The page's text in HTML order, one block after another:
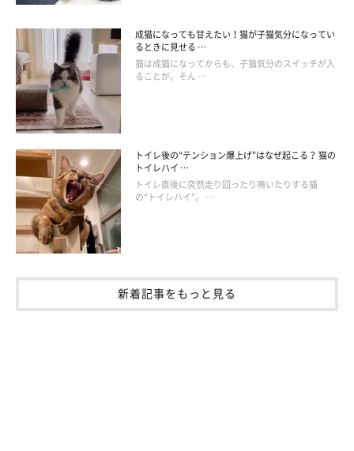
ねこのきもち投稿写真ギャラリー
猫がおしりを気にするのは、なんらかの違和感のサインのようで
す。おしりを舐めたり、こすりつけるしぐさが見られたら、飼い
主さんは気づいて対処してあげたいですね。
（監修：いぬのきもち・ねこのきもち獣医師相談室 担当獣医
師）
※写真は「いぬ・ねこのきもちアプリ」で投稿されたものです。
成猫になっても甘えたい！猫が子猫気分になってい
るときに見せる …
猫は成猫になってからも、子猫気分のスイッチが入
ることが。そん …
トイレ後の“テンション爆上げ”はなぜ起こる？ 猫の
トイレハイ …
トイレ直後に突然走り回ったり鳴いたりする猫
の“トイレハイ”。 …
新着記事をもっと見る